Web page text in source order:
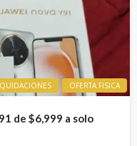
OFERTA FISICA
de $6,999 a solo